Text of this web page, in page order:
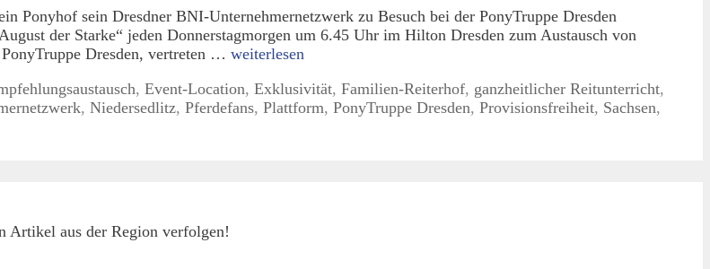
Ponyhof sein Dresdner BNI-Unternehmernetzwerk zu Besuch bei der PonyTruppe Dresden
der Starke“ jeden Donnerstagmorgen um 6.45 Uhr im Hilton Dresden zum Austausch von
Dresden, vertreten … weiterlesen
, Event-Location, Exklusivität, Familien-Reiterhof, ganzheitlicher Reitunterricht,
, Niedersedlitz, Pferdefans, Plattform, PonyTruppe Dresden, Provisionsfreiheit, Sachsen,
Artikel aus der Region verfolgen!